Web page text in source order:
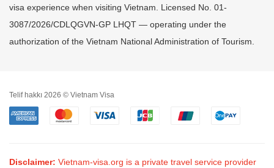
visa experience when visiting Vietnam. Licensed No. 01-
3087/2026/CDLQGVN-GP LHQT — operating under the
authorization of the Vietnam National Administration of Tourism.
Telif hakkı 2026 © Vietnam Visa
Disclaimer: Vietnam-visa.org is a private travel service provider